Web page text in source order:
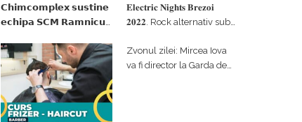
𝗖𝗵𝗶𝗺𝗰𝗼𝗺𝗽𝗹𝗲𝘅 𝘀𝘂𝘀𝘁𝗶𝗻𝗲
𝗲𝗰𝗵𝗶𝗽𝗮 𝗦𝗖𝗠 𝗥𝗮𝗺𝗻𝗶𝗰𝘂
𝗽𝗮𝗿𝘁𝗲𝗻𝗲𝗿 𝗳𝗶𝗻𝗮𝗻𝘁𝗮𝘁𝗼𝗿
𝐄𝐥𝐞𝐜𝐭𝐫𝐢𝐜 𝐍𝐢𝐠𝐡𝐭𝐬 𝐁𝐫𝐞𝐳𝐨𝐢
𝟐𝟎𝟐𝟐. Rock alternativ sub
#𝐁𝐫𝐞𝐳𝐨𝐢𝐮𝐥𝐋𝐮𝐦𝐢𝐢
Zvonul zilei: Mircea Iova
va fi director la Garda de